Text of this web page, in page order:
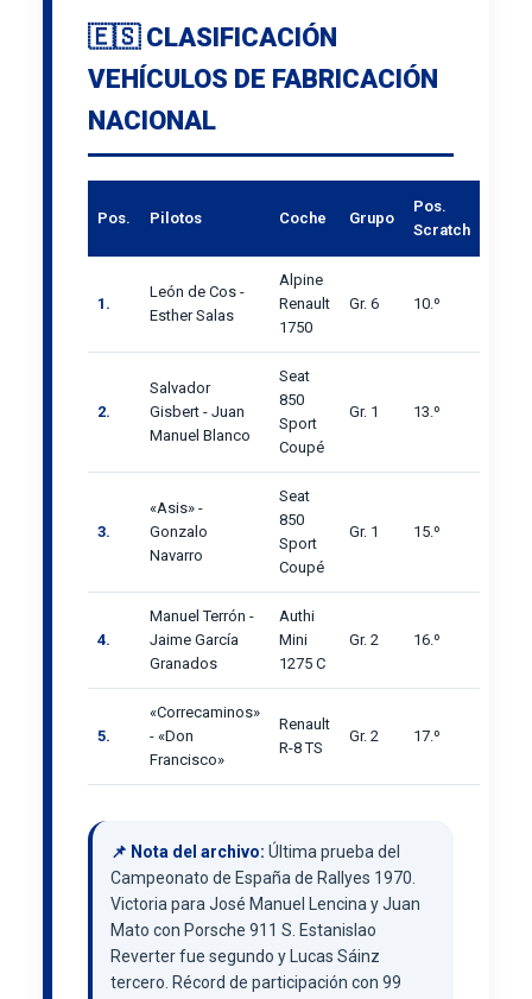
🇪🇸 CLASIFICACIÓN
VEHÍCULOS DE FABRICACIÓN
NACIONAL
Pos. Pilotos Coche Grupo
Pos.
Scratch
1.
León de Cos -
Esther Salas
Alpine
Renault
1750
Gr. 6 10.º
2.
Salvador
Gisbert - Juan
Manuel Blanco
Seat
850
Sport
Coupé
Gr. 1 13.º
3.
«Asis» -
Gonzalo
Navarro
Seat
850
Sport
Coupé
Gr. 1 15.º
4.
Manuel Terrón -
Jaime García
Granados
Authi
Mini
1275 C
Gr. 2 16.º
5.
«Correcaminos»
- «Don
Francisco»
Renault
R-8 TS
Gr. 2 17.º
📌 Nota del archivo: Última prueba del
Campeonato de España de Rallyes 1970.
Victoria para José Manuel Lencina y Juan
Mato con Porsche 911 S. Estanislao
Reverter fue segundo y Lucas Sáinz
tercero. Récord de participación con 99